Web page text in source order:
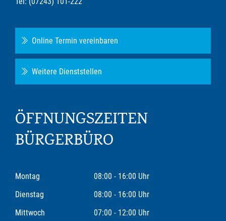
Online Termin vereinbaren
Weitere Dienststellen
ÖFFNUNGSZEITEN
BÜRGERBÜRO
Montag
08:00 - 16:00 Uhr
Dienstag
08:00 - 16:00 Uhr
Mittwoch
07:00 - 12:00 Uhr